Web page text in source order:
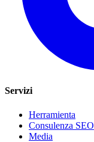
Servizi
Herramienta
Consulenza SEO
Media